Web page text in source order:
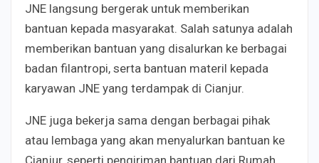
JNE langsung bergerak untuk memberikan
bantuan kepada masyarakat. Salah satunya adalah
memberikan bantuan yang disalurkan ke berbagai
badan filantropi, serta bantuan materil kepada
karyawan JNE yang terdampak di Cianjur.
JNE juga bekerja sama dengan berbagai pihak
atau lembaga yang akan menyalurkan bantuan ke
Cianjur, seperti pengiriman bantuan dari Rumah